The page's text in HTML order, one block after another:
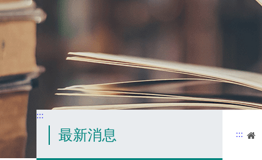
:::
最新消息 :::